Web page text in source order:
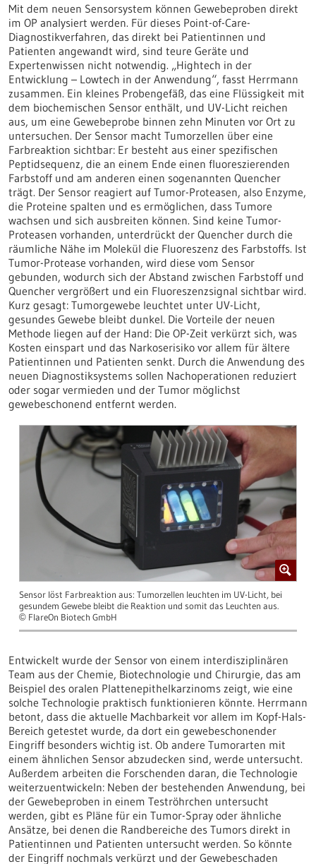
Mit dem neuen Sensorsystem können Gewebeproben direkt
im OP analysiert werden. Für dieses Point-of-Care-
Diagnostikverfahren, das direkt bei Patientinnen und
Patienten angewandt wird, sind teure Geräte und
Expertenwissen nicht notwendig. „Hightech in der
Entwicklung – Lowtech in der Anwendung“, fasst Herrmann
zusammen. Ein kleines Probengefäß, das eine Flüssigkeit mit
dem biochemischen Sensor enthält, und UV-Licht reichen
aus, um eine Gewebeprobe binnen zehn Minuten vor Ort zu
untersuchen. Der Sensor macht Tumorzellen über eine
Farbreaktion sichtbar: Er besteht aus einer spezifischen
Peptidsequenz, die an einem Ende einen fluoreszierenden
Farbstoff und am anderen einen sogenannten Quencher
trägt. Der Sensor reagiert auf Tumor-Proteasen, also Enzyme,
die Proteine spalten und es ermöglichen, dass Tumore
wachsen und sich ausbreiten können. Sind keine Tumor-
Proteasen vorhanden, unterdrückt der Quencher durch die
räumliche Nähe im Molekül die Fluoreszenz des Farbstoffs. Ist
Tumor-Protease vorhanden, wird diese vom Sensor
gebunden, wodurch sich der Abstand zwischen Farbstoff und
Quencher vergrößert und ein Fluoreszenzsignal sichtbar wird.
Kurz gesagt: Tumorgewebe leuchtet unter UV-Licht,
gesundes Gewebe bleibt dunkel. Die Vorteile der neuen
Methode liegen auf der Hand: Die OP-Zeit verkürzt sich, was
Kosten einspart und das Narkoserisiko vor allem für ältere
Patientinnen und Patienten senkt. Durch die Anwendung des
neuen Diagnostiksystems sollen Nachoperationen reduziert
oder sogar vermieden und der Tumor möglichst
gewebeschonend entfernt werden.
Sensor löst Farbreaktion aus: Tumorzellen leuchten im UV-Licht, bei
gesundem Gewebe bleibt die Reaktion und somit das Leuchten aus.
© FlareOn Biotech GmbH
Entwickelt wurde der Sensor von einem interdisziplinären
Team aus der Chemie, Biotechnologie und Chirurgie, das am
Beispiel des oralen Plattenepithelkarzinoms zeigt, wie eine
solche Technologie praktisch funktionieren könnte. Herrmann
betont, dass die aktuelle Machbarkeit vor allem im Kopf-Hals-
Bereich getestet wurde, da dort ein gewebeschonender
Eingriff besonders wichtig ist. Ob andere Tumorarten mit
einem ähnlichen Sensor abzudecken sind, werde untersucht.
Außerdem arbeiten die Forschenden daran, die Technologie
weiterzuentwickeln: Neben der bestehenden Anwendung, bei
der Gewebeproben in einem Teströhrchen untersucht
werden, gibt es Pläne für ein Tumor-Spray oder ähnliche
Ansätze, bei denen die Randbereiche des Tumors direkt in
Patientinnen und Patienten untersucht werden. So könnte
der Eingriff nochmals verkürzt und der Gewebeschaden